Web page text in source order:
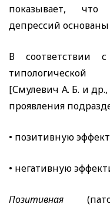
показывает,
депрессий
В соответствии
[Смулевич А. Б. и
проявления
• позитивную
• негативную
Позитивная